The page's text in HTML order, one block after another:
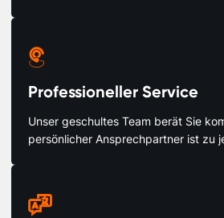

Professioneller Service
Unser geschultes Team berät Sie
persönlicher Ansprechpartner ist zu
